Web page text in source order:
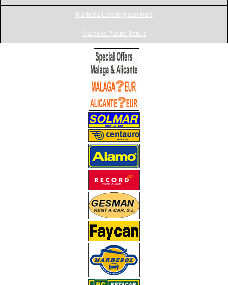
Marbella Levering aan Huis
Marbella Puerto Banus